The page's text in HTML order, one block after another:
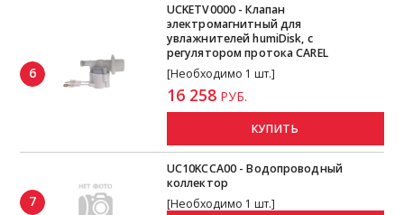
6
UCKETV0000 - Клапан
электромагнитный для
увлажнителей humiDisk, с
регулятором протока CAREL
[Необходимо 1 шт.]
16 258РУБ.
КУПИТЬ
7
UC10KCCA00 - Водопроводный
коллектор
[Необходимо 1 шт.]